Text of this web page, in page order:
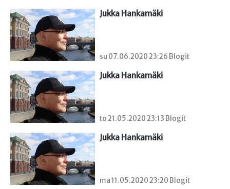
Jukka Hankamäki
su 07.06.2020 23:26 Blogit
Jukka Hankamäki
to 21.05.2020 23:13 Blogit
Jukka Hankamäki
ma 11.05.2020 23:20 Blogit